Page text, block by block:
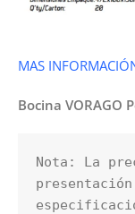
MAS
Bocina VORAGO
Nota: La